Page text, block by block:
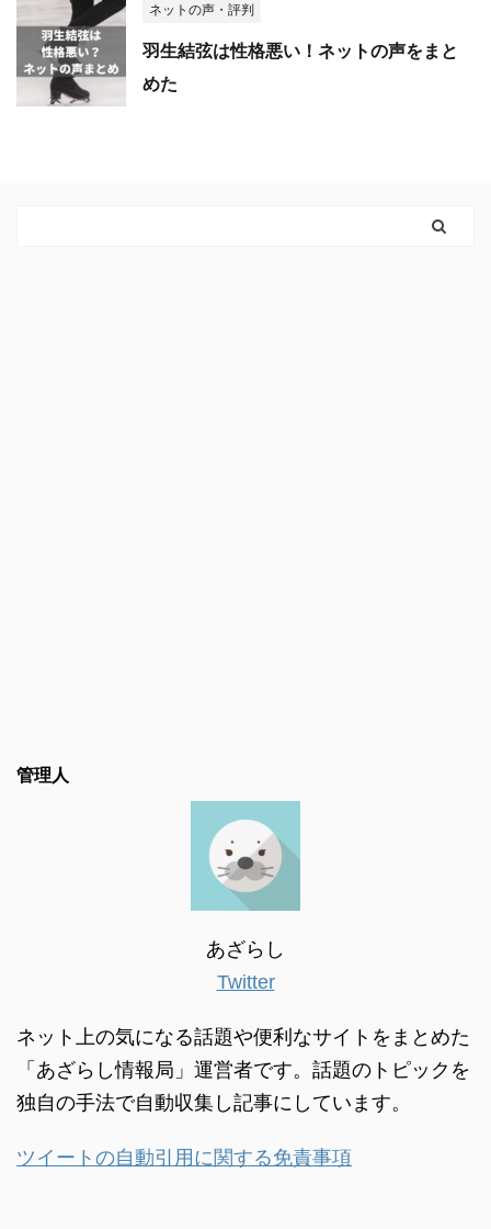
ネットの声・評判
羽生結弦は性格悪い！ネットの声をまと
めた
管理人
あざらし
Twitter
ネット上の気になる話題や便利なサイトをまとめた
「あざらし情報局」運営者です。話題のトピックを
独自の手法で自動収集し記事にしています。
ツイートの自動引用に関する免責事項